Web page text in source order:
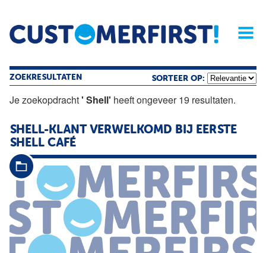
Home Opinie Archief
Magazine
ZOEKRESULTATEN SORTEER OP:
Je zoekopdracht' Shell' heeft ongeveer 19 resultaten.
SHELL-KLANT VERWELKOMD BIJ EERSTE
SHELL CAFÉ